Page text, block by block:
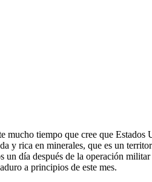
mucho tiempo que cree que Estados
y rica en minerales, que es un
un día después de la operación
a principios de este mes.